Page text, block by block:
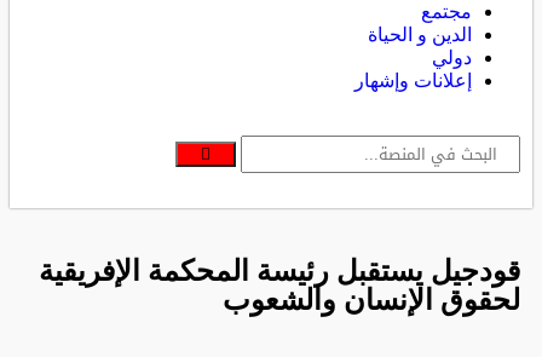
مجتمع
الدين و الحياة
دولي
إعلانات وإشهار
قودجيل يستقبل رئيسة المحكمة الإفريقية
لحقوق الإنسان والشعوب